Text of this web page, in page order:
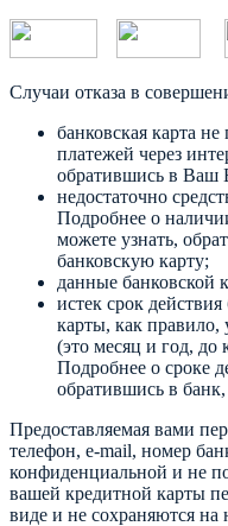
Случаи отказа в
банковская карта
платежей через
обратившись в Ваш
недостаточно
Подробнее о
можете узнать,
банковскую карту;
данные банковской
истек срок
карты, как правило,
(это месяц и год, до
Подробнее о сроке
обратившись в
Предоставляемая вами
телефон, e-mail, номер
конфиденциальной и не
вашей кредитной карты
виде и не сохраняются на